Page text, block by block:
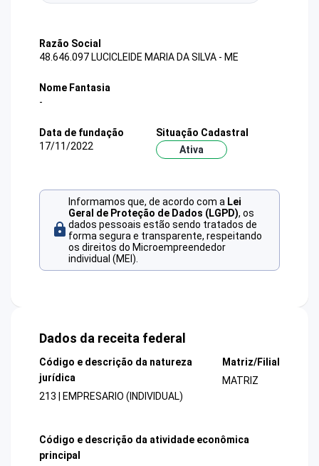
Razão Social
48.646.097 LUCICLEIDE MARIA DA SILVA - ME
Nome Fantasia
-
Data de fundação
17/11/2022
Situação Cadastral
Ativa
Informamos que, de acordo com a Lei
Geral de Proteção de Dados (LGPD), os
dados pessoais estão sendo tratados de
forma segura e transparente, respeitando
os direitos do Microempreendedor
individual (MEI).
Dados da receita federal
Código e descrição da natureza
jurídica
213 | EMPRESARIO (INDIVIDUAL)
Matriz/Filial
MATRIZ
Código e descrição da atividade econômica
principal